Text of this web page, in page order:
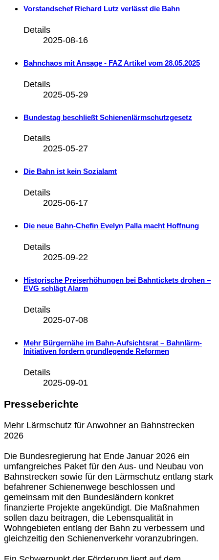
Vorstandschef Richard Lutz verlässt die Bahn
Details
2025-08-16
Bahnchaos mit Ansage - FAZ Artikel vom 28.05.2025
Details
2025-05-29
Bundestag beschließt Schienenlärmschutzgesetz
Details
2025-05-27
Die Bahn ist kein Sozialamt
Details
2025-06-17
Die neue Bahn-Chefin Evelyn Palla macht Hoffnung
Details
2025-09-22
Historische Preiserhöhungen bei Bahntickets drohen –
EVG schlägt Alarm
Details
2025-07-08
Mehr Bürgernähe im Bahn-Aufsichtsrat – Bahnlärm-
Initiativen fordern grundlegende Reformen
Details
2025-09-01
Presseberichte
Mehr Lärmschutz für Anwohner an Bahnstrecken
2026
Die Bundesregierung hat Ende Januar 2026 ein
umfangreiches Paket für den Aus- und Neubau von
Bahnstrecken sowie für den Lärmschutz entlang stark
befahrener Schienenwege beschlossen und
gemeinsam mit den Bundesländern konkret
finanzierte Projekte angekündigt. Die Maßnahmen
sollen dazu beitragen, die Lebensqualität in
Wohngebieten entlang der Bahn zu verbessern und
gleichzeitig den Schienenverkehr voranzubringen.